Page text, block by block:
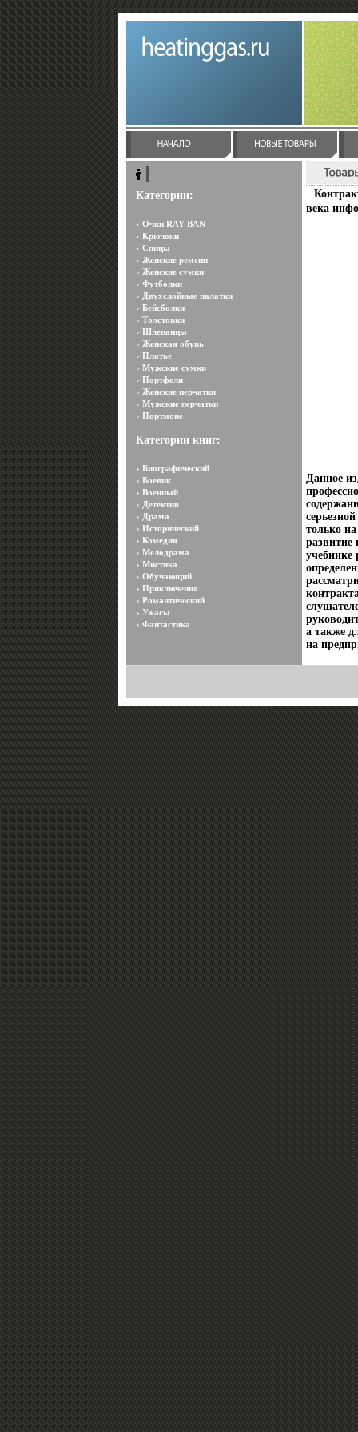
Категории:
Очки RAY-BAN
Крючоки
Спицы
Женские ремени
Женские сумки
Футболки
Двухслойные палатки
Бейсболки
Толстовки
Шлепанцы
Женская обувь
Платье
Мужские сумки
Портфели
Женские перчатки
Мужские перчатки
Портмоне
Категории книг:
Биографический
Боевик
Военный
Детектив
Драма
Исторический
Комедия
Мелодрама
Мистика
Обучающий
Приключения
Романтический
Ужасы
Фантастика
века
Данное
только
развитие
а также
на